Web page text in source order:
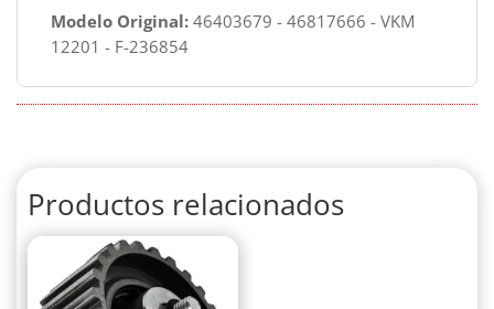
Modelo Original: 46403679 - 46817666 - VKM
12201 - F-236854
Productos relacionados